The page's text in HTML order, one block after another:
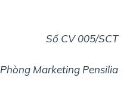
Số CV 005/SCT
Phòng Marketing Pensilia